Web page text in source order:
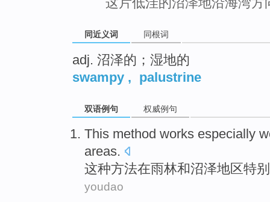
同近义词 同根词
adj. 沼泽的；湿地的
swampy , palustrine
双语例句 权威例句
This method works especially
areas.
这种方法在雨林和沼泽地区特别
youdao